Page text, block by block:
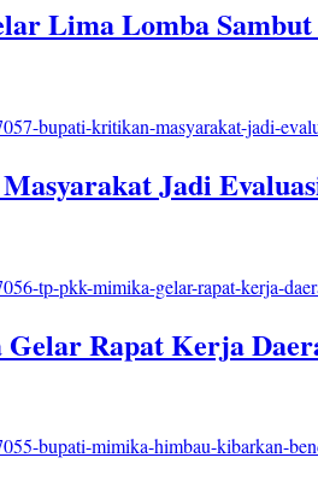
Lima Lomba
Jadi
Rapat Kerja